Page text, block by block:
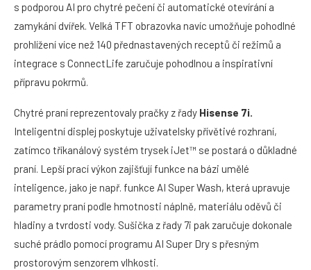
s podporou AI pro chytré pečení či automatické otevírání a
zamykání dvířek. Velká TFT obrazovka navíc umožňuje pohodlné
prohlížení více než 140 přednastavených receptů či režimů a
integrace s ConnectLife zaručuje pohodlnou a inspirativní
přípravu pokrmů.
Chytré praní reprezentovaly pračky z řady Hisense 7i.
Inteligentní displej poskytuje uživatelsky přívětivé rozhraní,
zatímco tříkanálový systém trysek iJet™ se postará o důkladné
praní. Lepší prací výkon zajišťují funkce na bázi umělé
inteligence, jako je např. funkce AI Super Wash, která upravuje
parametry praní podle hmotnosti náplně, materiálu oděvů či
hladiny a tvrdosti vody. Sušička z řady 7i pak zaručuje dokonale
suché prádlo pomocí programu AI Super Dry s přesným
prostorovým senzorem vlhkosti.